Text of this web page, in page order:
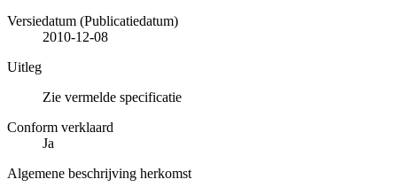
Versiedatum (Publicatiedatum)
2010-12-08
Uitleg
Zie vermelde specificatie
Conform verklaard
Ja
Algemene beschrijving herkomst